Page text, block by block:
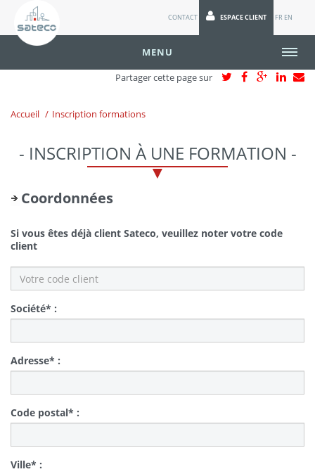
CONTACT ESPACE CLIENT FR EN
MENU
Partager cette page sur
Accueil Inscription formations
- INSCRIPTION À UNE FORMATION -
Coordonnées
Si vous êtes déjà client Sateco, veuillez noter votre code
client
Société* :
Adresse* :
Code postal* :
Ville* :